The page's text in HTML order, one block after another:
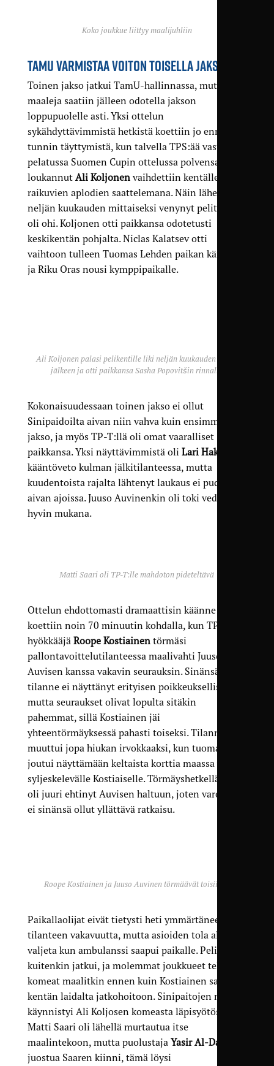
Koko joukkue liittyy maalijuhliin
TAMU VARMISTAA VOITON TOISELLA JAKSOLLA
Toinen jakso jatkui TamU-hallinnassa, mutta
maaleja saatiin jälleen odotella jakson
loppupuolelle asti. Yksi ottelun
sykähdyttävimmistä hetkistä koettiin jo ennen
tunnin täyttymistä, kun talvella TPS:ää vastaan
pelatussa Suomen Cupin ottelussa polvensa
loukannut Ali Koljonenvaihdettiin kentälle
raikuvien aplodien saattelemana. Näin lähes
neljän kuukauden mittaiseksi venynyt pelitauko
oli ohi. Koljonen otti paikkansa odotetusti
keskikentän pohjalta. Niclas Kalatsev otti
vaihtoon tulleen Tuomas Lehden paikan kärjestä,
ja Riku Oras nousi kymppipaikalle.
Ali Koljonen palasi pelikentille liki neljän kuukauden tauon
jälkeen ja otti paikkansa Sasha Popovitšin rinnalta
Kokonaisuudessaan toinen jakso ei ollut
Sinipaidoilta aivan niin vahva kuin ensimmäinen
jakso, ja myös TP-T:llä oli omat vaaralliset
paikkansa. Yksi näyttävimmistä oli Lari Hakasen
kääntöveto kulman jälkitilanteessa, mutta
kuudentoista rajalta lähtenyt laukaus ei pudonnut
aivan ajoissa. Juuso Auvinenkin oli toki vedossa
hyvin mukana.
Matti Saari oli TP-T:lle mahdoton pideteltävä
Ottelun ehdottomasti dramaattisin käänne
koettiin noin 70 minuutin kohdalla, kun TP-T-
hyökkääjä Roope Kostiainentörmäsi
pallontavoittelutilanteessa maalivahti Juuso
Auvisen kanssa vakavin seurauksin. Sinänsä
tilanne ei näyttänyt erityisen poikkeukselliselta,
mutta seuraukset olivat lopulta sitäkin
pahemmat, sillä Kostiainen jäi
yhteentörmäyksessä pahasti toiseksi. Tilanne
muuttui jopa hiukan irvokkaaksi, kun tuomari
joutui näyttämään keltaista korttia maassa verta
syljeskelevälle Kostiaiselle. Törmäyshetkellä pallo
oli juuri ehtinyt Auvisen haltuun, joten varoitus
ei sinänsä ollut yllättävä ratkaisu.
Roope Kostiainen ja Juuso Auvinen törmäävät toisiinsa
Paikallaolijat eivät tietysti heti ymmärtäneet
tilanteen vakavuutta, mutta asioiden tola alkoi
valjeta kun ambulanssi saapui paikalle. Peli
kuitenkin jatkui, ja molemmat joukkueet tekivät
komeat maalitkin ennen kuin Kostiainen saatiin
kentän laidalta jatkohoitoon. Sinipaitojen maali
käynnistyi Ali Koljosen komeasta läpisyötöstä.
Matti Saari oli lähellä murtautua itse
maalintekoon, mutta puolustaja Yasir Al-Darrajin
juostua Saaren kiinni, tämä löysi